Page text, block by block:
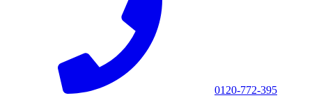
0120-772-395